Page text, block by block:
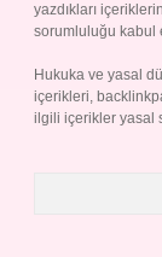
yazdıkları
sorumluluğu kabul
Hukuka ve yasal
içerikleri,
ilgili içerikler yasal